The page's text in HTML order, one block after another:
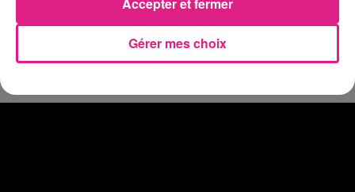
Chalets de Noël solidaires : la ville de Metz lance un appel à...
31 juillet 2026
Vosges : les feux d’artifice de Gérardmer sont annulés
Gérer mes choix